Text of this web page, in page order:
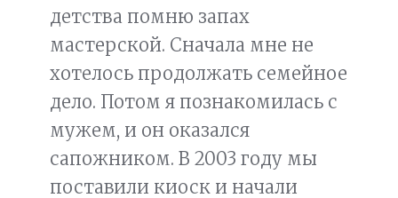
детства помню запах
мастерской. Сначала мне не
хотелось продолжать семейное
дело. Потом я познакомилась с
мужем, и он оказался
сапожником. В 2003 году мы
поставили киоск и начали